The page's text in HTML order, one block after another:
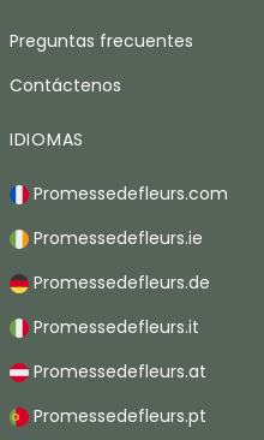
Preguntas frecuentes
Contáctenos
IDIOMAS
Promessedefleurs.com
Promessedefleurs.ie
Promessedefleurs.de
Promessedefleurs.it
Promessedefleurs.at
Promessedefleurs.pt